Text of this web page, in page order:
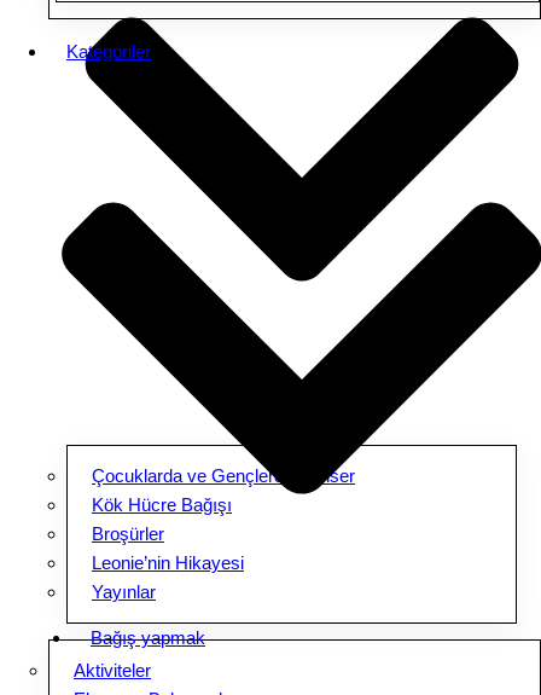
Çocuklarda ve Gençlerde Kanser
Kök Hücre Bağışı
Broşürler
Leonie’nin Hikayesi
Yayınlar
Bağış yapmak
Kategoriler
Aktiviteler